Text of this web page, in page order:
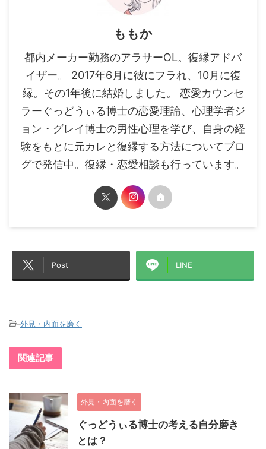
ももか
都内メーカー勤務のアラサーOL。復縁アドバ
イザー。 2017年6月に彼にフラれ、10月に復
縁。その1年後に結婚しました。 恋愛カウンセ
ラーぐっどうぃる博士の恋愛理論、心理学者ジ
ョン・グレイ博士の男性心理を学び、自身の経
験をもとに元カレと復縁する方法についてブロ
グで発信中。復縁・恋愛相談も行っています。
Post LINE
-外見・内面を磨く
関連記事
外見・内面を磨く
ぐっどうぃる博士の考える自分磨き
とは？